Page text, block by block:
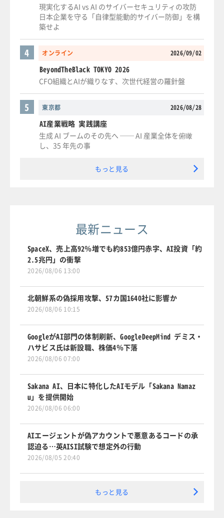
現実化するAI vs AI のサイバーセキュリティの攻防
日本企業を守る「自律型能動的サイバー防御」を構
築せよ
オンライン 2026/09/02
4
BeyondTheBlack TOKYO 2026
CFO組織とAIが織りなす、次世代経営の羅針盤
東京都 2026/08/28
5
AI産業戦略 実践講座
生成 AI ブームのその先へ ── AI 産業全体を俯瞰
し、35 年先の事
もっと見る
最新ニュース
SpaceX、売上高92％増でも約853億円赤字、AI投資「約
2.5兆円」の衝撃
2026/08/06 13:00
北朝鮮系の偽採用攻撃、57カ国1640社に影響か
2026/08/06 10:15
GoogleがAI部門の体制刷新、GoogleDeepMind デミス・
ハサビス氏は新設職、株価4％下落
2026/08/06 07:00
Sakana AI、日本に特化したAIモデル「Sakana Namaz
u」を提供開始
2026/08/06 06:00
AIエージェントが偽アカウントで悪意あるコードの承
認迫る…英AISI試験で想定外の行動
2026/08/05 20:40
もっと見る